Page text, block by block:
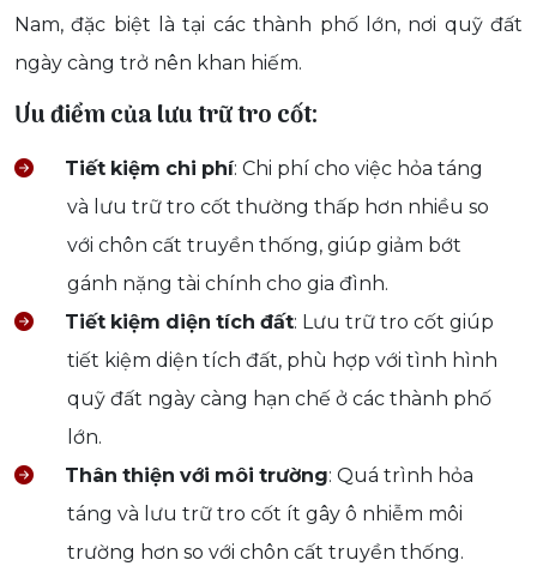
Nam, đặc biệt là tại các thành phố lớn, nơi quỹ đất
ngày càng trở nên khan hiếm.
Ưu điểm của lưu trữ tro cốt:
Tiết kiệm chi phí: Chi phí cho việc hỏa táng
và lưu trữ tro cốt thường thấp hơn nhiều so
với chôn cất truyền thống, giúp giảm bớt
gánh nặng tài chính cho gia đình.
Tiết kiệm diện tích đất: Lưu trữ tro cốt giúp
tiết kiệm diện tích đất, phù hợp với tình hình
quỹ đất ngày càng hạn chế ở các thành phố
lớn.
Thân thiện với môi trường: Quá trình hỏa
táng và lưu trữ tro cốt ít gây ô nhiễm môi
trường hơn so với chôn cất truyền thống.